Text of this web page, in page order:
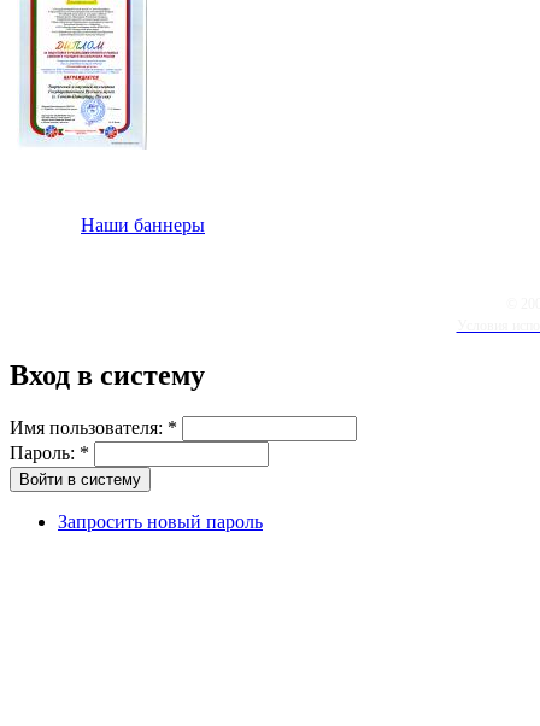
Наши баннеры
Вход в систему
Имя пользователя: *
Пароль: *
Запросить новый пароль